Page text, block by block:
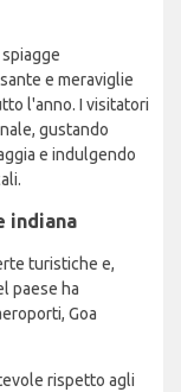
e meraviglie
l'anno. I visitatori
gustando
e indulgendo
indiana
turistiche e,
paese ha
Goa
rispetto agli